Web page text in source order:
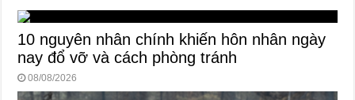
10 nguyên nhân chính khiến hôn nhân ngày
nay đổ vỡ và cách phòng tránh
08/08/2026